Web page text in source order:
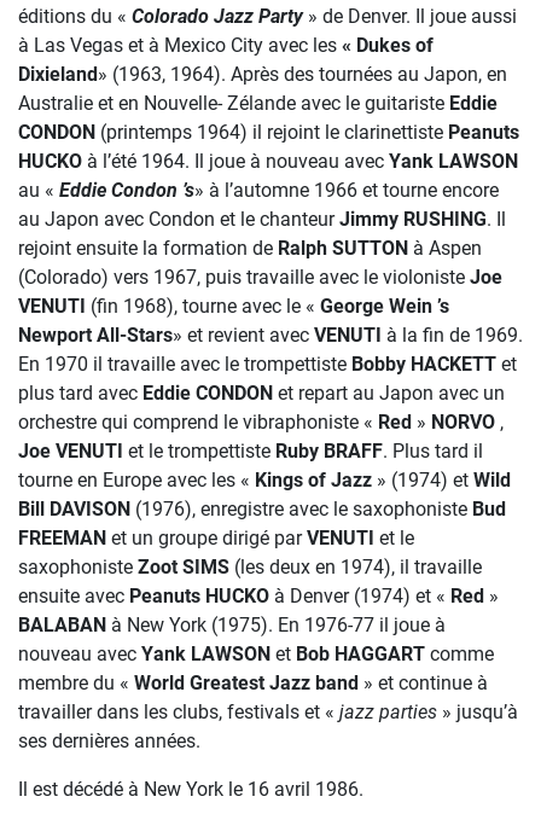
éditions du « Colorado Jazz Party» de Denver. Il joue aussi
à Las Vegas et à Mexico City avec les « Dukes of
Dixieland» (1963, 1964). Après des tournées au Japon, en
Australie et en Nouvelle- Zélande avec le guitariste Eddie
CONDON (printemps 1964) il rejoint le clarinettiste Peanuts
HUCKO à l’été 1964. Il joue à nouveau avec Yank LAWSON
au « Eddie Condon ’s» à l’automne 1966 et tourne encore
au Japon avec Condon et le chanteurJimmy RUSHING. Il
rejoint ensuite la formation de Ralph SUTTON à Aspen
(Colorado) vers 1967, puis travaille avec le violoniste Joe
VENUTI (fin 1968), tourne avec le « George Wein ’s
Newport All-Stars» et revient avec VENUTI à la fin de 1969.
En 1970 il travaille avec le trompettiste Bobby HACKETT et
plus tard avec Eddie CONDON et repart au Japon avec un
orchestre qui comprend le vibraphoniste « Red » NORVO ,
Joe VENUTI et le trompettiste Ruby BRAFF. Plus tard il
tourne en Europe avec les « Kings of Jazz » (1974) et Wild
Bill DAVISON (1976), enregistre avec le saxophoniste Bud
FREEMAN et un groupe dirigé parVENUTI et le
saxophoniste Zoot SIMS (les deux en 1974), il travaille
ensuite avec Peanuts HUCKO à Denver (1974) et « Red »
BALABAN à New York (1975). En 1976-77 il joue à
nouveau avec Yank LAWSON et Bob HAGGART comme
membre du « World Greatest Jazz band » et continue à
travailler dans les clubs, festivals et « jazz parties » jusqu’à
ses dernières années.
Il est décédé à New York le 16 avril 1986.